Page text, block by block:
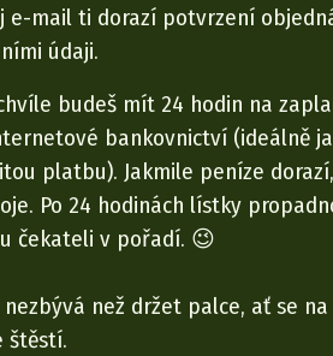
e-mail ti dorazí potvrzení
údaji.
budeš mít 24 hodin na
bankovnictví (ideálně
platbu). Jakmile peníze
Po 24 hodinách lístky
čekateli v pořadí. 😉
nezbývá než držet palce, ať se
štěstí.